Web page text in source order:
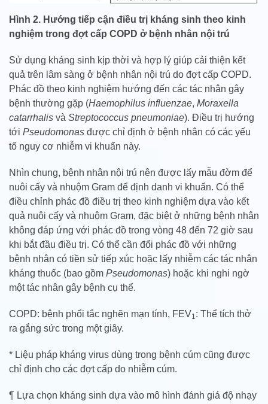
Hình 2. Hướng tiếp cận điều trị kháng sinh theo kinh
nghiệm trong đợt cấp COPD ở bệnh nhân nội trú
Sử dụng kháng sinh kịp thời và hợp lý giúp cải thiện kết
quả trên lâm sàng ở bệnh nhân nội trú do đợt cấp COPD.
Phác đồ theo kinh nghiệm hướng đến các tác nhân gây
bệnh thường gặp (Haemophilus influenzae, Moraxella
catarrhalis và Streptococcus pneumoniae). Điều trị hướng
tới Pseudomonas được chỉ định ở bệnh nhân có các yếu
tố nguy cơ nhiễm vi khuẩn này.
Nhìn chung, bệnh nhân nội trú nên được lấy mẫu đờm để
nuôi cấy và nhuộm Gram để định danh vi khuẩn. Có thể
điều chỉnh phác đồ điều trị theo kinh nghiệm dựa vào kết
quả nuôi cấy và nhuộm Gram, đặc biệt ở những bệnh nhân
không đáp ứng với phác đồ trong vòng 48 đến 72 giờ sau
khi bắt đầu điều trị. Có thể cần đổi phác đồ với những
bệnh nhân có tiền sử tiếp xúc hoặc lấy nhiễm các tác nhân
kháng thuốc (bao gồm Pseudomonas) hoặc khi nghi ngờ
một tác nhân gây bệnh cụ thể.
COPD: bệnh phổi tắc nghẽn mạn tính, FEV1: Thể tích thở
ra gắng sức trong một giây.
* Liệu pháp kháng virus dùng trong bệnh cúm cũng được
chỉ định cho các đợt cấp do nhiễm cúm.
¶ Lựa chọn kháng sinh dựa vào mô hình đánh giá độ nhạy